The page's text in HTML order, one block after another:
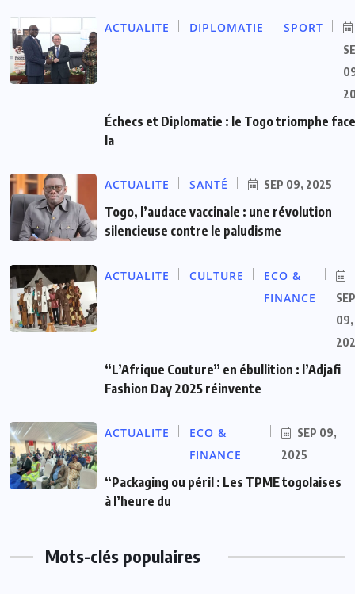
ACTUALITE DIPLOMATIE SPORT
Échecs et Diplomatie : le Togo triomphe
la
ACTUALITE SANTÉ SEP 09, 2025
Togo, l’audace vaccinale : une révolution
silencieuse contre le paludisme
ACTUALITE CULTURE
ECO &
FINANCE
SEP
09,
“L’Afrique Couture” en ébullition : l’Adjafi
Fashion Day 2025 réinvente
ACTUALITE
ECO &
FINANCE
SEP 09,
2025
“Packaging ou péril : Les TPME togolaises
à l’heure du
Mots-clés populaires